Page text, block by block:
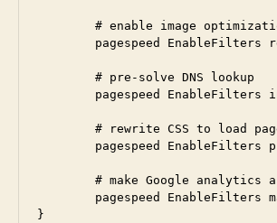
# enable image
pagespeed EnableFilters
        # pre-solve DNS lookup
pagespeed EnableFilters
# rewrite CSS to load
pagespeed EnableFilters
}